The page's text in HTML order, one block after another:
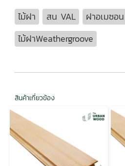
ไม้ฝา สน VAL
ฝาอเมซอน
ไม้ฝาWeathergroove
สินค้าเกี่ยวข้อง